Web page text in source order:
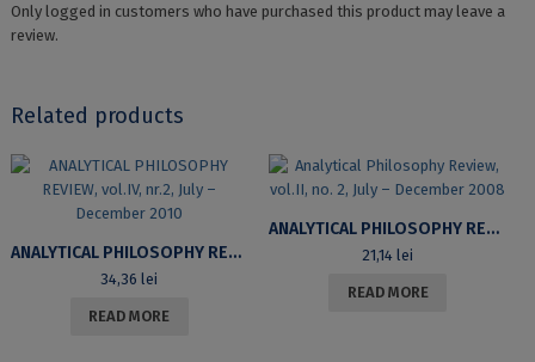
Only logged in customers who have purchased this product may leave a
review.
Related products
ANALYTICAL PHILOSOPHY REVIEW, VOL.IV, NR.2, JULY – DECEMBER 2010
34,36lei
READ MORE
ANALYTICAL PHILOSOPHY REVIEW, VOL.II, NO. 2, JULY – DECEMBER 2008
21,14lei
READ MORE